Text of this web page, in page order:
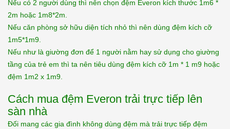
Nếu có 2 người dùng thì nên chọn đệm Everon kích thước 1m6 *
2m hoặc 1m8*2m.
Nếu căn phòng sở hữu diện tích nhỏ thì nên dùng đệm kích cỡ
1m5*1m9.
Nếu như là giường đơn để 1 người nằm hay sử dụng cho giường
tầng của trẻ em thì ta nên tiêu dùng đệm kích cỡ 1m * 1 m9 hoặc
đệm 1m2 x 1m9.
Cách mua đệm Everon trải trực tiếp lên
sàn nhà
Đối mang các gia đình không dùng đệm mà trải trực tiếp đệm